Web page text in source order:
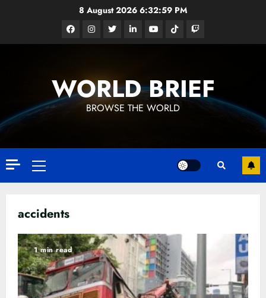
8 August 2026 6:32:59 PM
FacebookInstagram
TwitterLinkedinYoutubeTiktokGoogle
News
WORLD BRIEF
BROWSE THE WORLD
Primary
Menu
accidents
1 min read
3
23 FEBRUARY 2023